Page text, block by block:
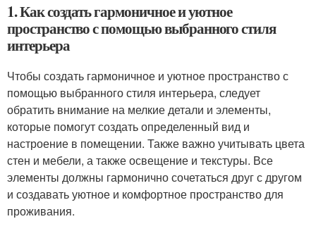
1. Как создать гармоничное и уютное
пространство с помощью выбранного стиля
интерьера
Чтобы создать гармоничное и уютное пространство с
помощью выбранного стиля интерьера, следует
обратить внимание на мелкие детали и элементы,
которые помогут создать определенный вид и
настроение в помещении. Также важно учитывать цвета
стен и мебели, а также освещение и текстуры. Все
элементы должны гармонично сочетаться друг с другом
и создавать уютное и комфортное пространство для
проживания.